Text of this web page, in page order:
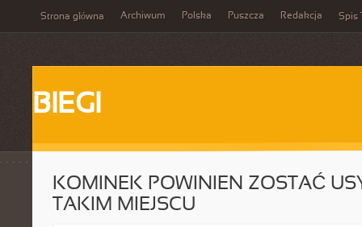
Strona główna Archiwum Polska Puszcza Redakcja Spis
BIEGI
KOMINEK POWINIEN ZOSTAĆ
TAKIM MIEJSCU